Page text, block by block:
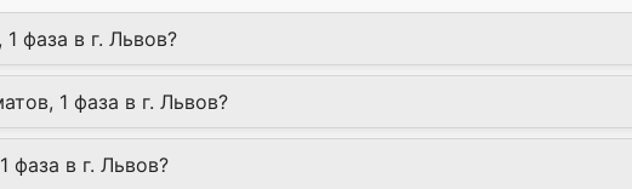
фаза в г. Львов?
1 фаза в г. Львов?
фаза в г. Львов?